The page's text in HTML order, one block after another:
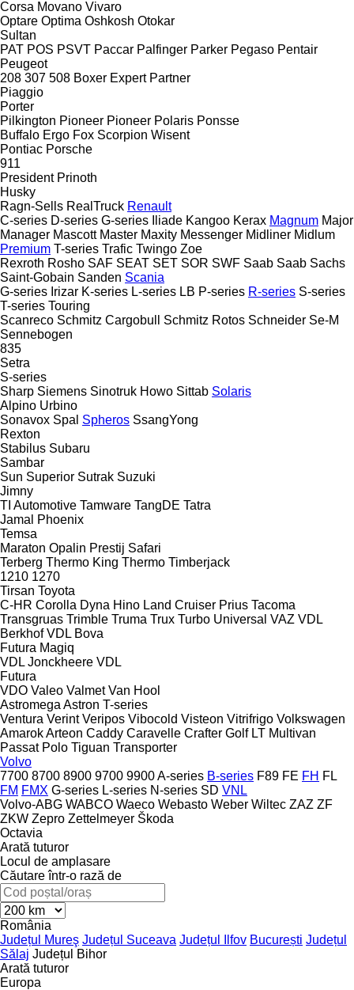
Corsa Movano Vivaro
Optare Optima Oshkosh Otokar
Sultan
PAT POS PSVT Paccar Palfinger Parker Pegaso Pentair
Peugeot
208 307 508 Boxer Expert Partner
Piaggio
Porter
Pilkington Pioneer Pioneer Polaris Ponsse
Buffalo Ergo Fox Scorpion Wisent
Pontiac Porsche
911
President Prinoth
Husky
Ragn-Sells RealTruck Renault
C-series D-series G-series Iliade Kangoo Kerax Magnum Major
Manager Mascott Master Maxity Messenger Midliner Midlum
Premium T-series Trafic Twingo Zoe
Rexroth Rosho SAF SEAT SET SOR SWF Saab Saab Sachs
Saint-Gobain Sanden Scania
G-series Irizar K-series L-series LB P-series R-series S-series
T-series Touring
Scanreco Schmitz Cargobull Schmitz Rotos Schneider Se-M
Sennebogen
835
Setra
S-series
Sharp Siemens Sinotruk Howo Sittab Solaris
Alpino Urbino
Sonavox Spal Spheros SsangYong
Rexton
Stabilus Subaru
Sambar
Sun Superior Sutrak Suzuki
Jimny
TI Automotive Tamware TangDE Tatra
Jamal
Phoenix
Temsa
Maraton Opalin Prestij Safari
Terberg Thermo King Thermo Timberjack
1210 1270
Tirsan Toyota
C-HR Corolla Dyna Hino Land Cruiser Prius Tacoma
Transgruas Trimble Truma Trux Turbo Universal VAZ VDL
Berkhof VDL Bova
Futura Magiq
VDL Jonckheere VDL
Futura
VDO Valeo Valmet Van Hool
Astromega Astron T-series
Ventura Verint Veripos Vibocold Visteon Vitrifrigo Volkswagen
AmarokArteon Caddy Caravelle Crafter Golf LT Multivan
Passat Polo Tiguan Transporter
Volvo
7700 8700 8900 9700 9900A-series B-series F89 FE FH FL
FM FMX G-series L-series N-series SD VNL
Volvo-ABG WABCO Waeco Webasto Weber Wiltec ZAZ ZF
ZKW Zepro Zettelmeyer Škoda
Octavia
Arată tuturor
Locul de amplasare
Căutare într-o rază de
România
Județul Mureş Județul Suceava Județul Ilfov București Județul
Sălaj Județul Bihor
Arată tuturor
Europa